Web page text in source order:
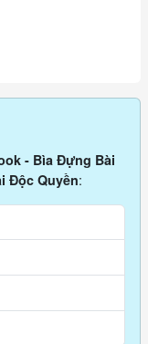
- Bìa Đựng Bài
Độc Quyền: